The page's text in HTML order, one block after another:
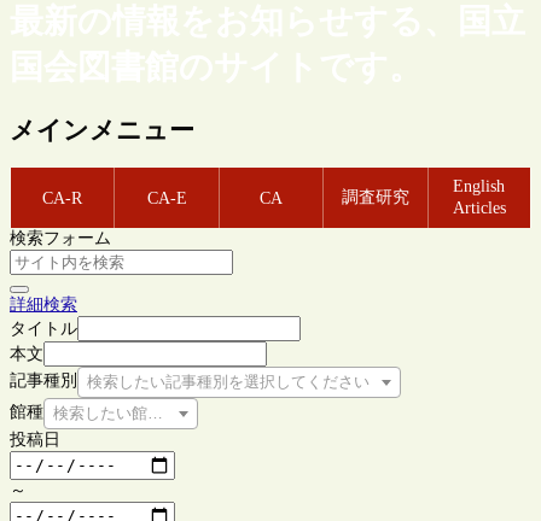
最新の情報をお知らせする、国立
国会図書館のサイトです。
メインメニュー
CA-R CA-E CA 調査研究
English
Articles
検索フォーム
詳細検索
タイトル
本文
記事種別
検索したい記事種別を選択してください
館種 検索したい館種を選択してください
投稿日
～